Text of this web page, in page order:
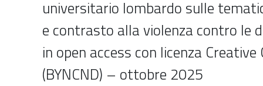
universitario lombardo sulle
e contrasto alla violenza contro le
in open access con licenza
(BYNCND) – ottobre 2025